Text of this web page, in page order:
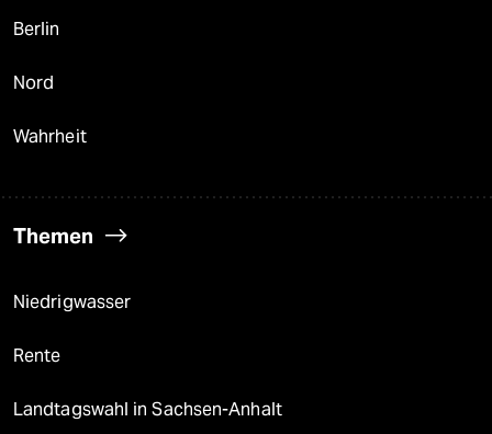
Berlin
Nord
Wahrheit
Themen
Niedrigwasser
Rente
Landtagswahl in Sachsen-Anhalt